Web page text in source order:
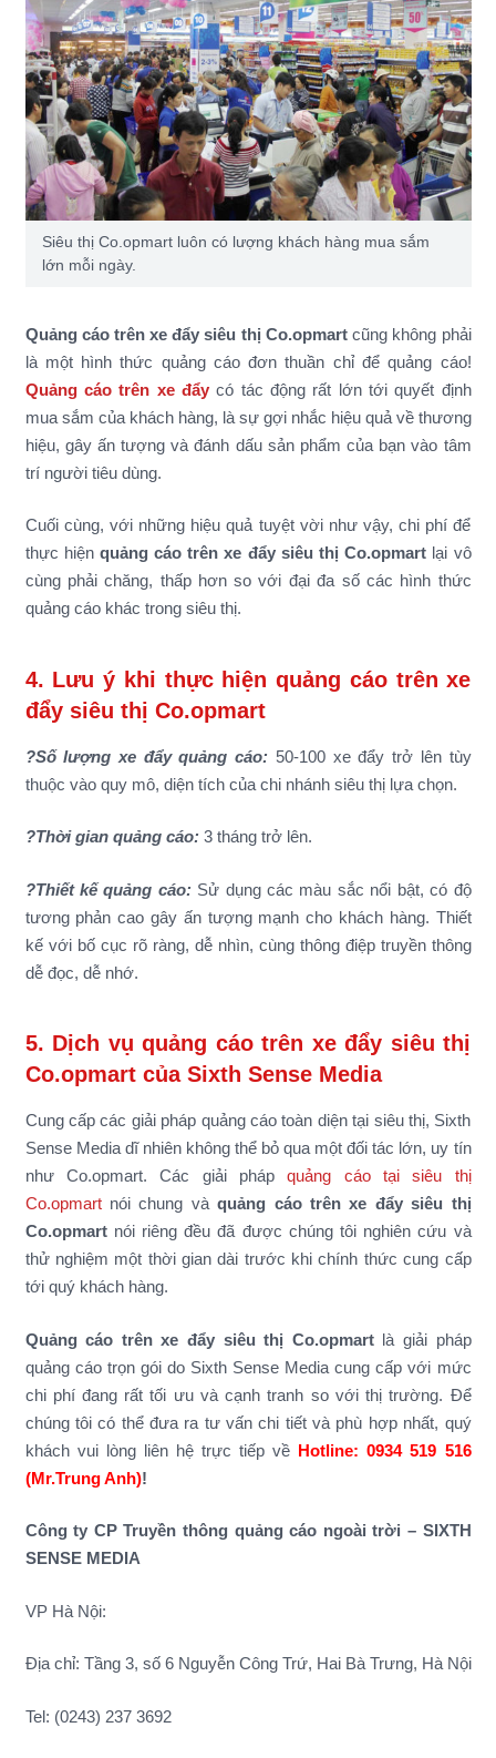
Siêu thị Co.opmart luôn có lượng khách hàng mua sắm
lớn mỗi ngày.
Quảng cáo trên xe đẩy siêu thị Co.opmartcũng không phải
là một hình thức quảng cáo đơn thuần chỉ để quảng cáo!
Quảng cáo trên xe đẩycó tác động rất lớn tới quyết định
mua sắm của khách hàng, là sự gợi nhắc hiệu quả về thương
hiệu, gây ấn tượng và đánh dấu sản phẩm của bạn vào tâm
trí người tiêu dùng.
Cuối cùng, với những hiệu quả tuyệt vời như vậy, chi phí để
thực hiện quảng cáo trên xe đẩy siêu thị Co.opmart lại vô
cùng phải chăng, thấp hơn so với đại đa số các hình thức
quảng cáo khác trong siêu thị.
4. Lưu ý khi thực hiện quảng cáo trên xe
đẩy siêu thị Co.opmart
?Số lượng xe đẩy quảng cáo: 50-100 xe đẩy trở lên tùy
thuộc vào quy mô, diện tích của chi nhánh siêu thị lựa chọn.
?Thời gian quảng cáo: 3 tháng trở lên.
?Thiết kế quảng cáo: Sử dụng các màu sắc nổi bật, có độ
tương phản cao gây ấn tượng mạnh cho khách hàng. Thiết
kế với bố cục rõ ràng, dễ nhìn, cùng thông điệp truyền thông
dễ đọc, dễ nhớ.
5. Dịch vụ quảng cáo trên xe đẩy siêu thị
Co.opmart của Sixth Sense Media
Cung cấp các giải pháp quảng cáo toàn diện tại siêu thị, Sixth
Sense Media dĩ nhiên không thể bỏ qua một đối tác lớn, uy tín
như Co.opmart. Các giải phápquảng cáo tại siêu thị
Co.opmartnói chung vàquảng cáo trên xe đẩy siêu thị
Co.opmart nói riêng đều đã được chúng tôi nghiên cứu và
thử nghiệm một thời gian dài trước khi chính thức cung cấp
tới quý khách hàng.
Quảng cáo trên xe đẩy siêu thị Co.opmart là giải pháp
quảng cáo trọn gói do Sixth Sense Media cung cấp với mức
chi phí đang rất tối ưu và cạnh tranh so với thị trường. Để
chúng tôi có thể đưa ra tư vấn chi tiết và phù hợp nhất, quý
khách vui lòng liên hệ trực tiếp về Hotline: 0934 519 516
(Mr.Trung Anh)!
Công ty CP Truyền thông quảng cáo ngoài trời – SIXTH
SENSE MEDIA
VP Hà Nội:
Địa chỉ: Tầng 3, số 6 Nguyễn Công Trứ, Hai Bà Trưng, Hà Nội
Tel: (0243) 237 3692